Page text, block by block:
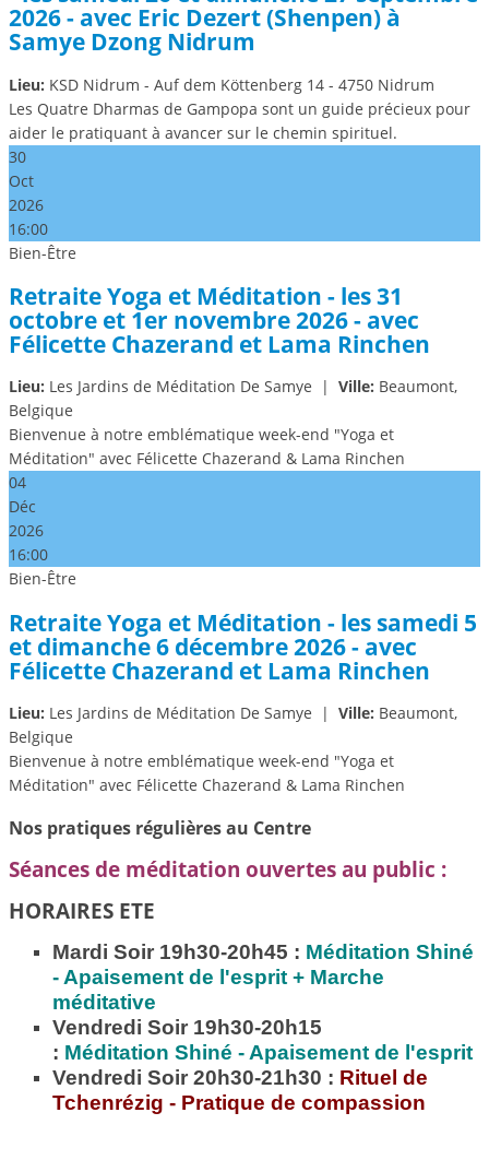
2026 - avec Eric Dezert (Shenpen) à
Samye Dzong Nidrum
Lieu: KSD Nidrum - Auf dem Köttenberg 14 - 4750 Nidrum
Les Quatre Dharmas de Gampopa sont un guide précieux pour
aider le pratiquant à avancer sur le chemin spirituel.
30
Oct
2026
16:00
Bien-Être
Retraite Yoga et Méditation - les 31
octobre et 1er novembre 2026 - avec
Félicette Chazerand et Lama Rinchen
Lieu: Les Jardins de Méditation De Samye | Ville: Beaumont,
Belgique
Bienvenue à notre emblématique week-end "Yoga et
Méditation" avec Félicette Chazerand & Lama Rinchen
04
Déc
2026
16:00
Bien-Être
Retraite Yoga et Méditation - les samedi 5
et dimanche 6 décembre 2026 - avec
Félicette Chazerand et Lama Rinchen
Lieu: Les Jardins de Méditation De Samye | Ville: Beaumont,
Belgique
Bienvenue à notre emblématique week-end "Yoga et
Méditation" avec Félicette Chazerand & Lama Rinchen
Nos pratiques régulières au Centre
Séances de méditation ouvertes au public :
HORAIRES ETE
Mardi Soir 19h30-20h45 : Méditation Shiné
- Apaisement de l'esprit + Marche
méditative
Vendredi Soir 19h30-20h15
: Méditation Shiné - Apaisement de l'esprit
Vendredi Soir 20h30-21h30 : Rituel de
Tchenrézig - Pratique de compassion